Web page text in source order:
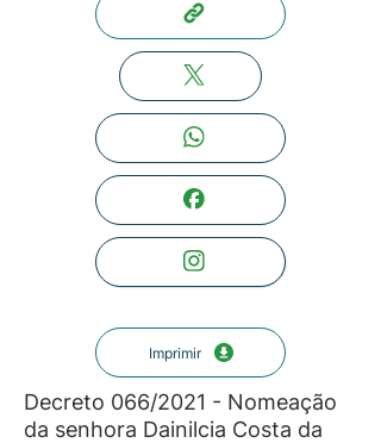
Imprimir
Decreto 066/2021 - Nomeação
da senhora Dainilcia Costa da